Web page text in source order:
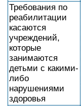
Требования по
реабилитации
касаются
учреждений,
которые
занимаются
детьми с какими-
либо
нарушениями
здоровья